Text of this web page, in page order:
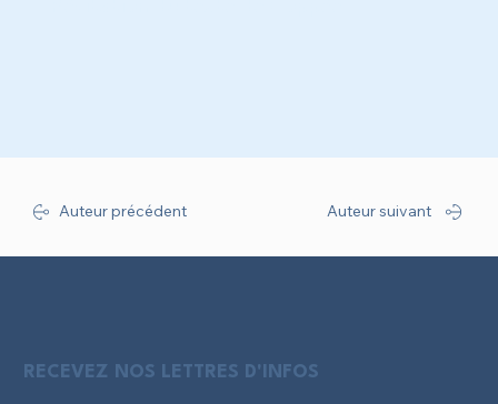
Auteur suivant
Auteur précédent
RECEVEZ NOS LETTRES D'INFOS